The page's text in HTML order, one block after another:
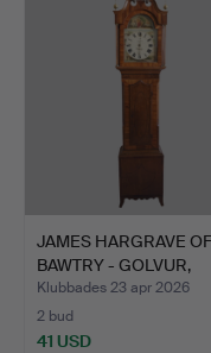
JAMES HARGRAVE OF
BAWTRY - GOLVUR,
GEORGE …
Klubbades 23 apr 2026
2 bud
41 USD